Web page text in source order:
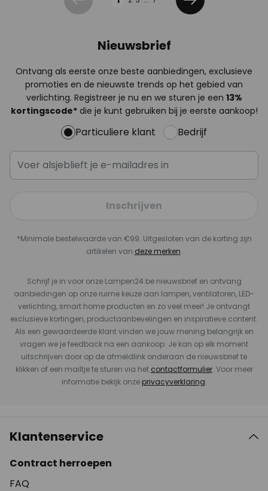
Vorige Volgende
Nieuwsbrief
Ontvang als eerste onze beste aanbiedingen, exclusieve
promoties en de nieuwste trends op het gebied van
verlichting. Registreer je nu en we sturen je een 13%
kortingscode*die je kunt gebruiken bij je eerste aankoop!
Particuliere klant Bedrijf
Inschrijven
*Minimale bestelwaarde van €99. Uitgesloten van de korting zijn
artikelen van deze merken.
Schrijf je in voor onze Lampen24.be nieuwsbrief en ontvang
aanbiedingen op onze ruime keuze aan lampen, ventilatoren, LED-
verlichting, smart home producten en zo veel meer! Je ontvangt
exclusieve kortingen, productaanbevelingen en inspiratieve content.
Als een gewaardeerde klant vinden we jouw mening belangrijk en
vragen we je feedback na een aankoop. Je kan op elk moment
uitschrijven door op de afmeldlink onderaan de nieuwsbrief te
klikken of een mailtje te sturen via het contactformulier. Voor meer
informatie bekijk onze privacyverklaring.
Klantenservice
Contract herroepen
FAQ